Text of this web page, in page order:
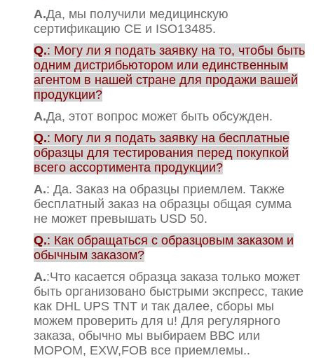
А.Да, мы получили медицинскую
сертификацию CE и ISO13485.
Q.: Могу ли я подать заявку на то, чтобы быть
одним дистрибьютором или единственным
агентом в нашей стране для продажи вашей
продукции?
А.Да, этот вопрос может быть обсужден.
Q.: Могу ли я подать заявку на бесплатные
образцы для тестирования перед покупкой
всего ассортимента продукции?
А.: Да. Заказ на образцы приемлем. Также
бесплатный заказ на образцы общая сумма
не может превышать USD 50.
Q.: Как обращаться с образцовым заказом и
обычным заказом?
А.:Что касается образца заказа только может
быть организовано быстрыми экспресс, такие
как DHL UPS TNT и так далее, сборы мы
можем проверить для u! Для регулярного
заказа, обычно мы выбираем ВВС или
МОРОМ, EXW,FOB все приемлемы..